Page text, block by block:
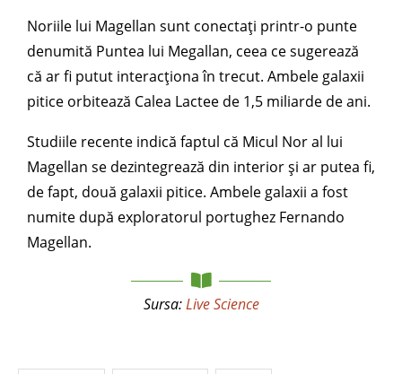
Noriile lui Magellan sunt conectați printr-o punte
denumită Puntea lui Megallan, ceea ce sugerează
că ar fi putut interacționa în trecut. Ambele galaxii
pitice orbitează Calea Lactee de 1,5 miliarde de ani.
Studiile recente indică faptul că Micul Nor al lui
Magellan se dezintegrează din interior și ar putea fi,
de fapt, două galaxii pitice. Ambele galaxii a fost
numite după exploratorul portughez Fernando
Magellan.
Sursa:Live Science